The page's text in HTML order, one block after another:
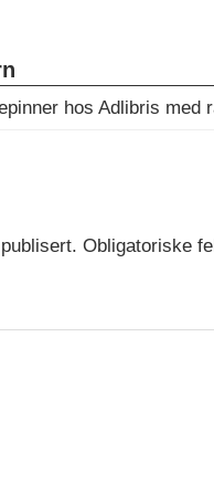
hos Adlibris med
Obligatoriske